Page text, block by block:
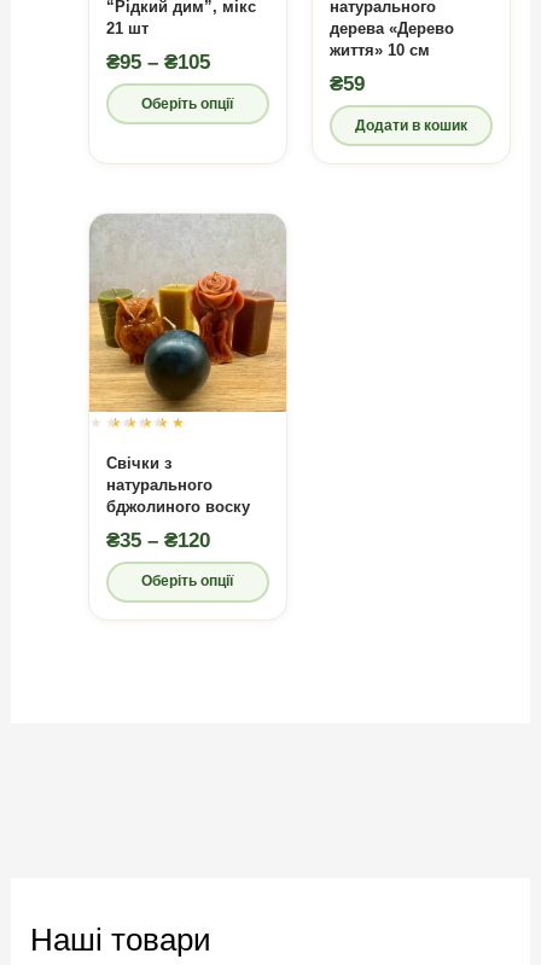
Наші товари
“Рідкий дим”, мікс
21 шт
₴95 – ₴105Діапазон
цін:
від
до
Оберіть опції
має
варіантів.
Параметри
можна
вибрати
на
сторінці
натурального
дерева «Дерево
життя» 10 см
₴59
Додати в кошик
Свічки з
натурального
бджолиного воску
₴35 – ₴120Діапазон
цін:
від
₴35
Оберіть опції